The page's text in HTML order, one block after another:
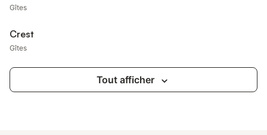
Gîtes
Crest
Gîtes
Tout afficher